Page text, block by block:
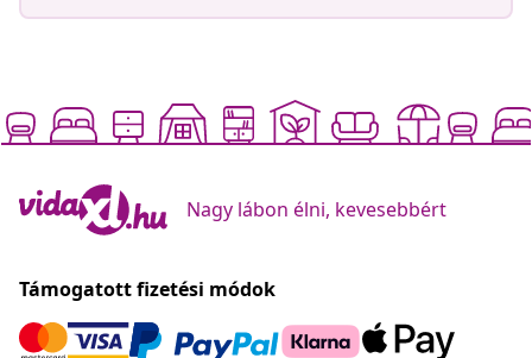
Nagy lábon élni, kevesebbért
Támogatott fizetési módok